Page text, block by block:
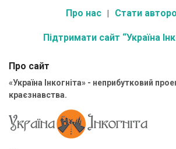
Про нас Стати
Підтримати сайт “Україна
Про сайт
«Україна Інкогніта» - неприбутковий
краєзнавства.